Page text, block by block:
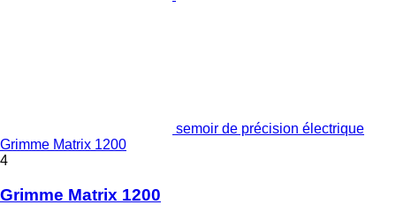
semoir de précision électrique
Grimme Matrix 1200
4
Grimme Matrix 1200